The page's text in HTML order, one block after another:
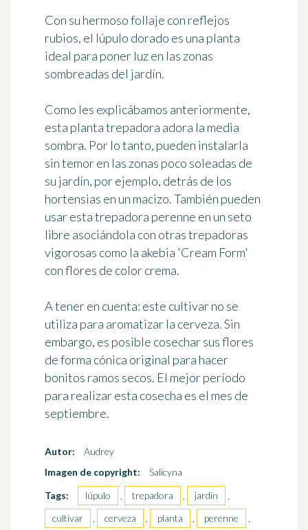
Con su hermoso follaje con reflejos
rubios, el lúpulo dorado es una planta
ideal para poner luz en las zonas
sombreadas del jardín.
Como les explicábamos anteriormente,
esta planta trepadora adora la media
sombra. Por lo tanto, pueden instalarla
sin temor en las zonas poco soleadas de
su jardín, por ejemplo, detrás de los
hortensias en un macizo. También pueden
usar esta trepadora perenne en un seto
libre asociándola con otras trepadoras
vigorosas como la akebia 'Cream Form'
con flores de color crema.
A tener en cuenta: este cultivar no se
utiliza para aromatizar la cerveza. Sin
embargo, es posible cosechar sus flores
de forma cónica original para hacer
bonitos ramos secos. El mejor período
para realizar esta cosecha es el mes de
septiembre.
Autor:
Audrey
Imagen de copyright:
Salicyna
Tags:
lúpulo , trepadora , jardín
,
cultivar
, cerveza , planta , perenne
,